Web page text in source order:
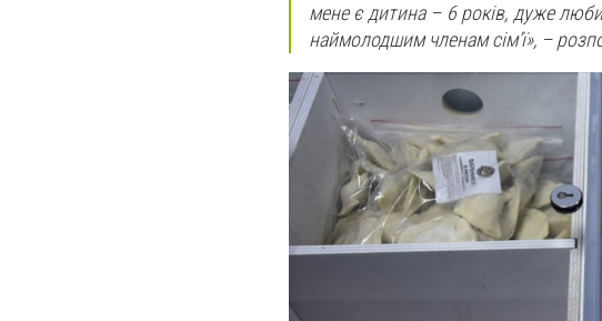
мене є дитина – 6 років, дуже
наймолодшим членам сім’ї», –